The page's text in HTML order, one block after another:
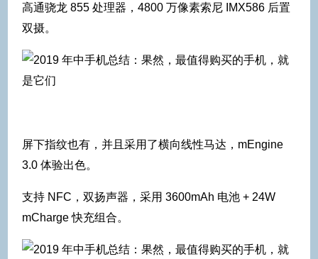
高通骁龙 855 处理器，4800 万像素索尼 IMX586 后置
双摄。
屏下指纹也有，并且采用了横向线性马达，mEngine
3.0 体验出色。
支持 NFC，双扬声器，采用 3600mAh 电池 + 24W
mCharge 快充组合。